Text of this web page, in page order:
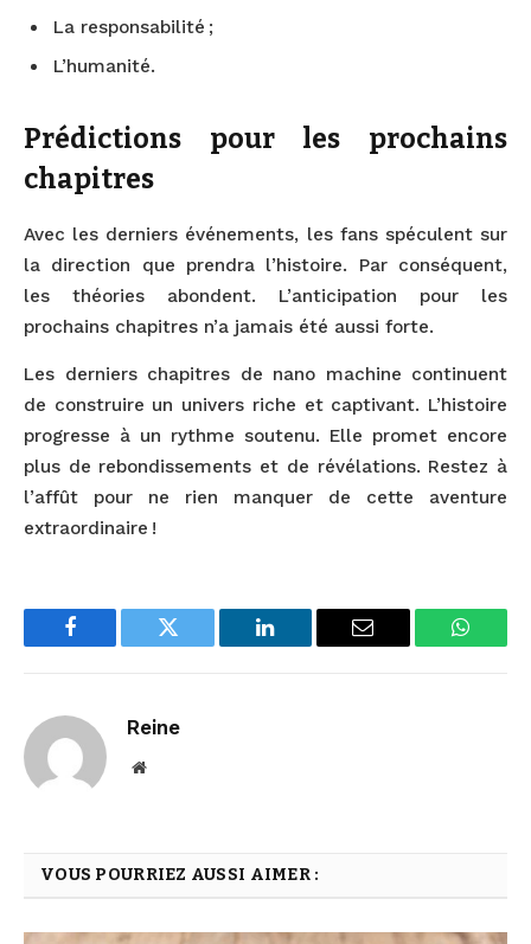
La responsabilité ;
L’humanité.
Prédictions pour les prochains
chapitres
Avec les derniers événements, les fans spéculent sur
la direction que prendra l’histoire. Par conséquent,
les théories abondent. L’anticipation pour les
prochains chapitres n’a jamais été aussi forte.
Les derniers chapitres de nano machine continuent
de construire un univers riche et captivant. L’histoire
progresse à un rythme soutenu. Elle promet encore
plus de rebondissements et de révélations. Restez à
l’affût pour ne rien manquer de cette aventure
extraordinaire !
Facebook Twitter LinkedIn Email
Reine
Website
VOUS POURRIEZ AUSSI AIMER :